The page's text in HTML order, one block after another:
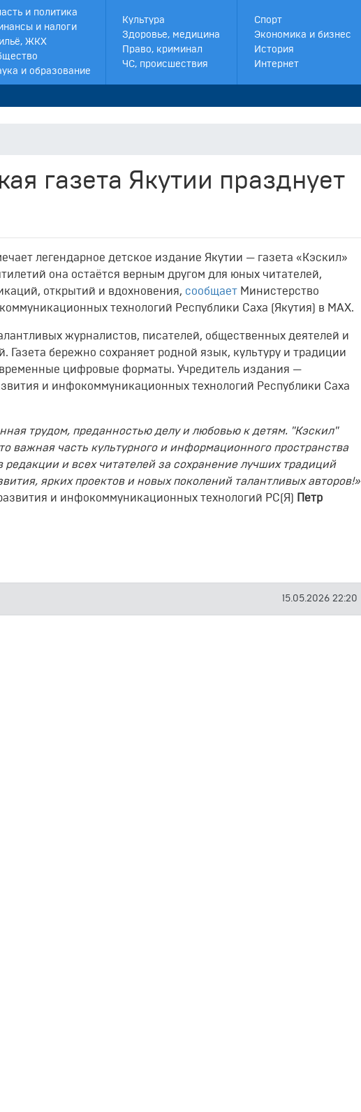
и политика
и налоги
ЖКХ
и образование
Культура
Здоровье, медицина
Право, криминал
ЧС, происшествия
Спорт
Экономика и бизнес
История
Интернет
газета Якутии празднует
легендарное детское издание Якутии — газета «Кэскил»
она остаётся верным другом для юных читателей,
открытий и вдохновения, сообщает Министерство
технологий Республики Саха (Якутия) в MAX.
журналистов, писателей, общественных деятелей и
Газета бережно сохраняет родной язык, культуру и традиции
цифровые форматы. Учредитель издания —
и инфокоммуникационных технологий Республики Саха
трудом, преданностью делу и любовью к детям. "Кэскил"
важная часть культурного и информационного пространства
редакции и всех читателей за сохранение лучших традиций
ярких проектов и новых поколений талантливых авторов!»
и инфокоммуникационных технологий РС(Я)
Петр
15.05.2026 22:20